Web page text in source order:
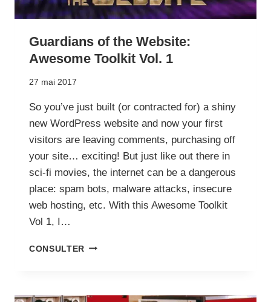
Guardians of the Website:
Awesome Toolkit Vol. 1
27 mai 2017
So you’ve just built (or contracted for) a shiny
new WordPress website and now your first
visitors are leaving comments, purchasing off
your site… exciting! But just like out there in
sci-fi movies, the internet can be a dangerous
place: spam bots, malware attacks, insecure
web hosting, etc. With this Awesome Toolkit
Vol 1, I…
CONSULTER GUARDIANS
AWESOME